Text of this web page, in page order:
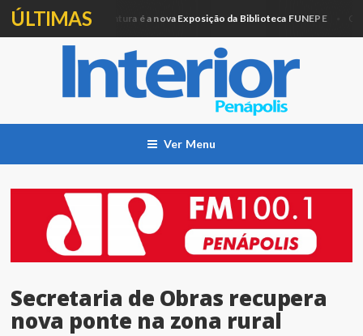
ÚLTIMAS
Artesanato e Pintura é a nova Exposição da Biblioteca FUNEPE Cidade
Ver Menu
Secretaria de Obras recupera
nova ponte na zona rural